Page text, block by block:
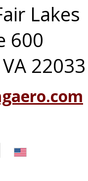
Lakes
600
22033